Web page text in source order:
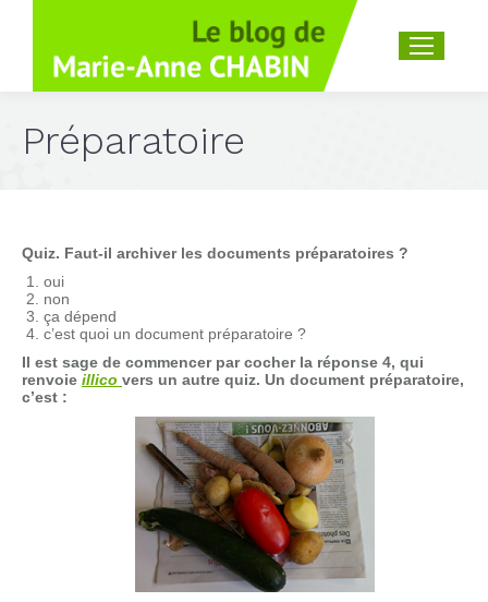
Recherche
Préparatoire
Quiz. Faut-il archiver les documents préparatoires ?
oui
non
ça dépend
c’est quoi un document préparatoire ?
Il est sage de commencer par cocher la réponse 4, qui
renvoie illico vers un autre quiz. Un document préparatoire,
c’est :